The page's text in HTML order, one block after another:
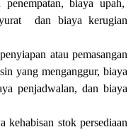
penempatan, biaya upah,
dan biaya kerugian
atau pemasangan
yang menganggur, biaya
penjadwalan, dan biaya
kehabisan stok persediaan